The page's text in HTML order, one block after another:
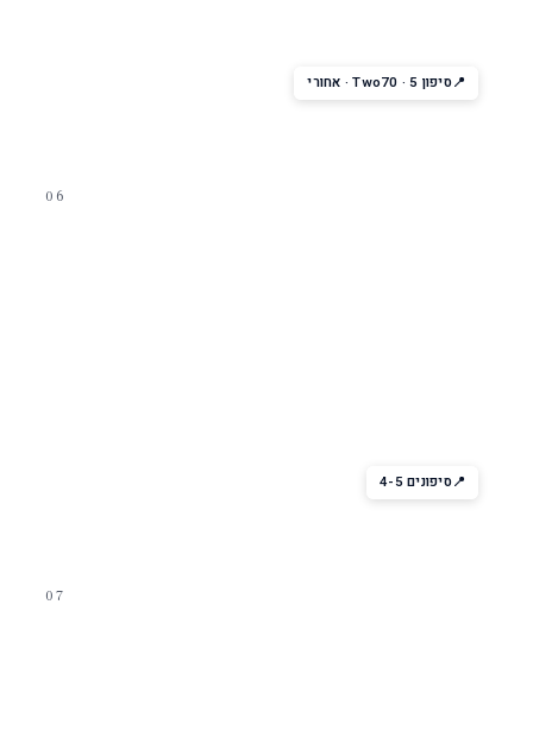
סיפון 5 · Two70 · אחורי
06
סיפונים 4-5
07